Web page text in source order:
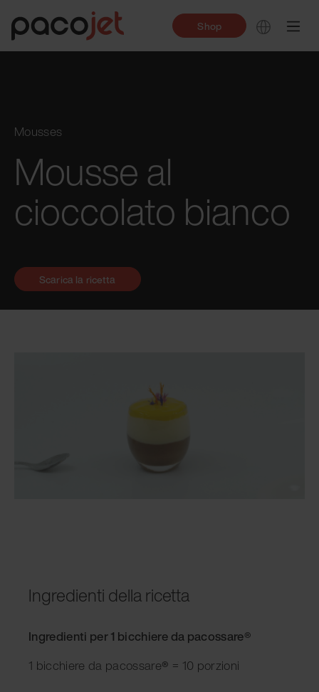
Shop
Mousses
Mousse al
cioccolato bianco
Ingredienti della ricetta
Ingredienti per 1 bicchiere da pacossare®
1 bicchiere da pacossare® = 10 porzioni
Scarica la ricetta